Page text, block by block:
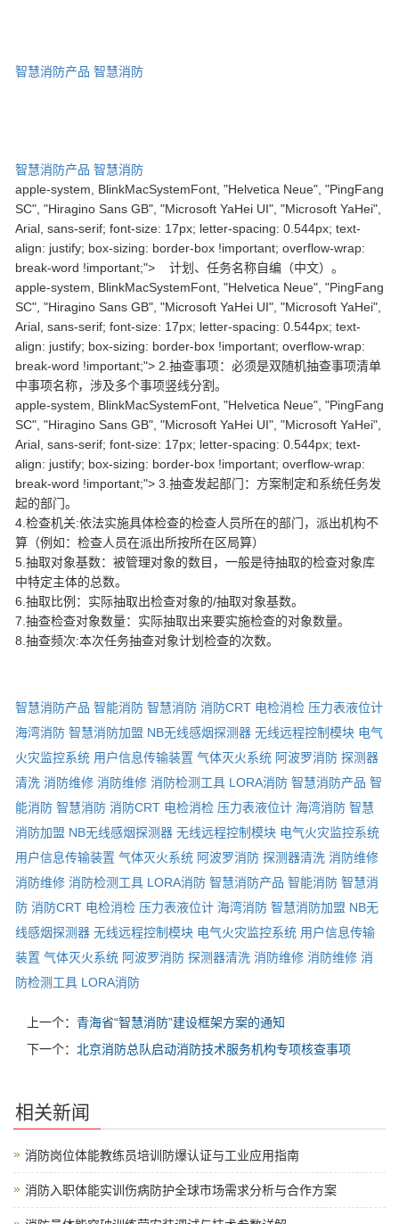
智慧消防产品 智慧消防
智慧消防产品 智慧消防
apple-system, BlinkMacSystemFont, "Helvetica Neue", "PingFang
SC", "Hiragino Sans GB", "Microsoft YaHei UI", "Microsoft YaHei",
Arial, sans-serif; font-size: 17px; letter-spacing: 0.544px; text-
align: justify; box-sizing: border-box !important; overflow-wrap:
break-word !important;"> 计划、任务名称自编（中文）。
apple-system, BlinkMacSystemFont, "Helvetica Neue", "PingFang
SC", "Hiragino Sans GB", "Microsoft YaHei UI", "Microsoft YaHei",
Arial, sans-serif; font-size: 17px; letter-spacing: 0.544px; text-
align: justify; box-sizing: border-box !important; overflow-wrap:
break-word !important;"> 2.抽查事项：必须是双随机抽查事项清单
中事项名称，涉及多个事项竖线分割。
apple-system, BlinkMacSystemFont, "Helvetica Neue", "PingFang
SC", "Hiragino Sans GB", "Microsoft YaHei UI", "Microsoft YaHei",
Arial, sans-serif; font-size: 17px; letter-spacing: 0.544px; text-
align: justify; box-sizing: border-box !important; overflow-wrap:
break-word !important;"> 3.抽查发起部门：方案制定和系统任务发
起的部门。
4.检查机关:依法实施具体检查的检查人员所在的部门，派出机构不
算（例如：检查人员在派出所按所在区局算）
5.抽取对象基数：被管理对象的数目，一般是待抽取的检查对象库
中特定主体的总数。
6.抽取比例：实际抽取出检查对象的/抽取对象基数。
7.抽查检查对象数量：实际抽取出来要实施检查的对象数量。
8.抽查频次:本次任务抽查对象计划检查的次数。
智慧消防产品 智能消防 智慧消防 消防CRT 电检消检 压力表液位计
海湾消防 智慧消防加盟 NB无线感烟探测器 无线远程控制模块 电气
火灾监控系统 用户信息传输装置 气体灭火系统 阿波罗消防 探测器
清洗 消防维修 消防维修 消防检测工具 LORA消防 智慧消防产品 智
能消防 智慧消防 消防CRT 电检消检 压力表液位计 海湾消防 智慧
消防加盟 NB无线感烟探测器 无线远程控制模块 电气火灾监控系统
用户信息传输装置 气体灭火系统 阿波罗消防 探测器清洗 消防维修
消防维修 消防检测工具 LORA消防 智慧消防产品 智能消防 智慧消
防 消防CRT 电检消检 压力表液位计 海湾消防 智慧消防加盟 NB无
线感烟探测器 无线远程控制模块 电气火灾监控系统 用户信息传输
装置 气体灭火系统 阿波罗消防 探测器清洗 消防维修 消防维修 消
防检测工具 LORA消防
上一个： 青海省“智慧消防”建设框架方案的通知
下一个： 北京消防总队启动消防技术服务机构专项核查事项
相关新闻
消防岗位体能教练员培训防爆认证与工业应用指南
消防入职体能实训伤病防护全球市场需求分析与合作方案